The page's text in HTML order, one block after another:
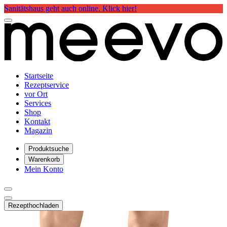
Sanitätshaus geht auch online. Klick hier!
Startseite
Rezeptservice
vor Ort
Services
Shop
Kontakt
Magazin
Produktsuche
Warenkorb
Mein Konto
Rezepthochladen